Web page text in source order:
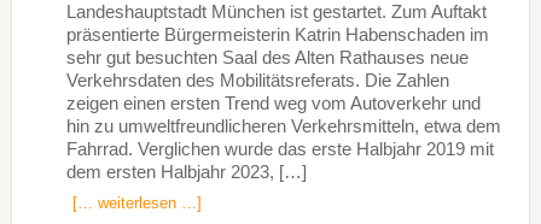
Landeshauptstadt München ist gestartet. Zum Auftakt
präsentierte Bürgermeisterin Katrin Habenschaden im
sehr gut besuchten Saal des Alten Rathauses neue
Verkehrsdaten des Mobilitätsreferats. Die Zahlen
zeigen einen ersten Trend weg vom Autoverkehr und
hin zu umweltfreundlicheren Verkehrsmitteln, etwa dem
Fahrrad. Verglichen wurde das erste Halbjahr 2019 mit
dem ersten Halbjahr 2023, […]
[… weiterlesen …]